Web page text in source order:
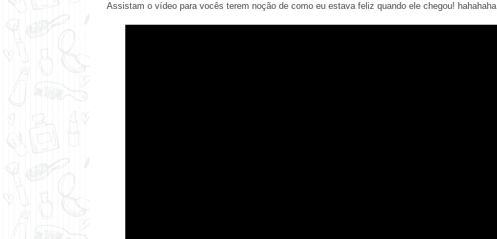
Assistam o vídeo para vocês terem noção de como eu estava feliz quando ele chegou! hahahaha